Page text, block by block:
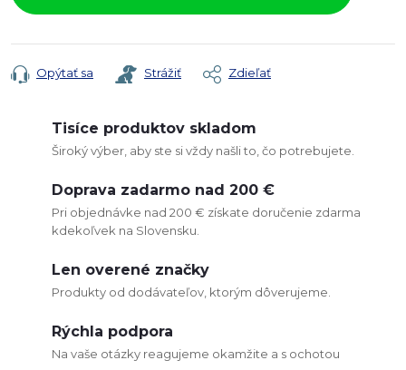
Opýtať sa Strážiť Zdieľať
Tisíce produktov skladom
Široký výber, aby ste si vždy našli to, čo potrebujete.
Doprava zadarmo nad 200 €
Pri objednávke nad 200 € získate doručenie zdarma
kdekoľvek na Slovensku.
Len overené značky
Produkty od dodávateľov, ktorým dôverujeme.
Rýchla podpora
Na vaše otázky reagujeme okamžite a s ochotou